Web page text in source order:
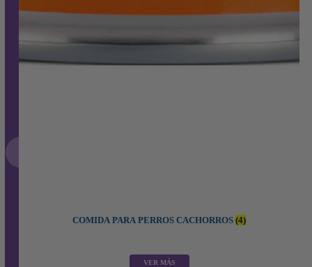
COMIDA PARA PERROS CACHORROS (4)